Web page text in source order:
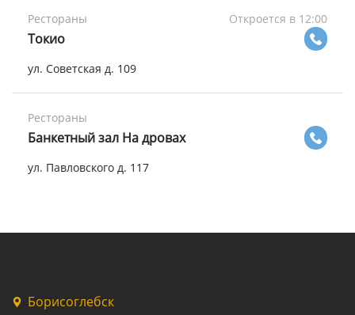
Рестораны Откроется в 12:00
Токио
ул. Советская д. 109
Рестораны
Банкетный зал На дровах
ул. Павловского д. 117
Борисоглебск